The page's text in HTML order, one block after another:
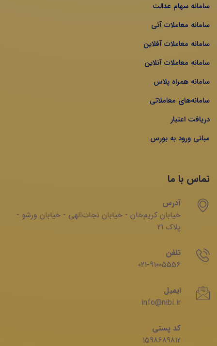
سامانه سهام عدالت
سامانه معاملات آتی
سامانه معاملات آفلاین
سامانه معاملات آنلاین
سامانه همراه پلاس
سامانه‌های معاملاتی
دریافت اعتبار
مبانی ورود به بورس
تماس با ما
آدرس
خیابان‌ کریم‌‌خان - خیابان ‌نجات‌الهی - خیابان ‌ورشو -
پلاک 21
تلفن
021-91005556
ایمیل
info@nibi.ir
کد پستی
1598689812